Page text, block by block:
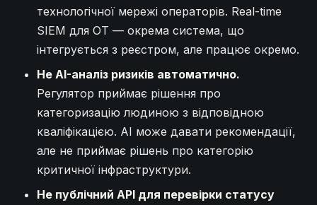
технологічної мережі операторів. Real-time
SIEM для OT — окрема система, що
інтегрується з реєстром, але працює окремо.
Не AI-аналіз ризиків автоматично.
Регулятор приймає рішення про
категоризацію людиною з відповідною
кваліфікацією. AI може давати рекомендації,
але не приймає рішень про категорію
критичної інфраструктури.
Не публічний API для перевірки статусу